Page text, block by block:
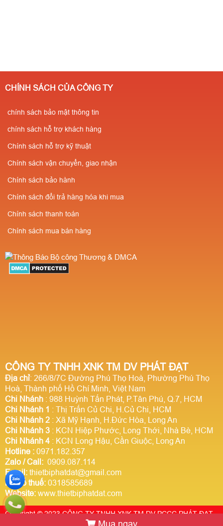
Mua ngay
CÔNG TY TNHH XNK TM DV PHÁT ĐẠT
Địa chỉ: 266/8/7C Đường Phú Thọ Hoà, Phường Phú Thọ
Hoà, Thành phố Hồ Chí Minh, Việt Nam
Chi Nhánh : 988 Huỳnh Tấn Phát, P.Tân Phú, Q.7, HCM
Chi Nhánh 1 : Thị Trấn Củ Chi, H.Củ Chi, HCM
Chi Nhánh 2 : Xã Mỹ Hạnh, H.Đức Hòa, Long An
Chi Nhánh 3 : KCN Hiệp Phước, Long Thới, Nhà Bè, HCM
Chi Nhánh 4 : KCN Long Hậu, Cần Giuộc, Long An
Hotline : 0971.182.357
Zalo / Call: 0909.087.114
Email: thietbiphatdat@gmail.com
Mã số thuế: 0318585689
Website: www.thietbiphatdat.com
CHÍNH SÁCH CỦA CÔNG TY
chính sách bảo mật thông tin
chính sách hỗ trợ khách hàng
Chính sách hỗ trợ kỹ thuật
Chính sách vận chuyển, giao nhận
Chính sách bảo hành
Chính sách đổi trả hàng hóa khi mua
Chính sách thanh toán
Chính sách mua bán hàng
Copyright © 2023 CÔNG TY TNHH XNK TM DV PCCC PHÁT ĐẠT.
Thiết kế website Webso.vn